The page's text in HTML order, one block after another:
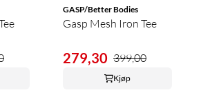
GASP/Better Bodies
Gasp Mesh Iron Tee
279,30 399,00
Kjøp